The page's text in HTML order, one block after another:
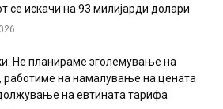
се искачи на 93 милијарди долари
Не планираме зголемување на
работиме на намалување на цената
на евтината тарифа